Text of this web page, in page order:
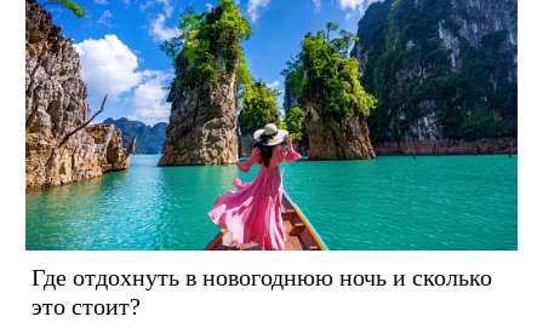
Где отдохнуть в новогоднюю ночь и сколько
это стоит?